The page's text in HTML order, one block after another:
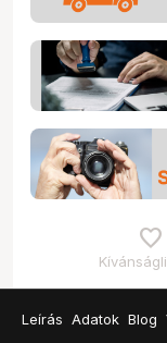
Leírás Adatok Blog